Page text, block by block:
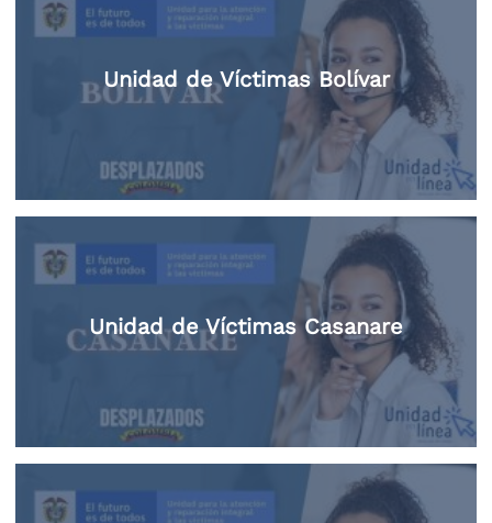
Unidad de Víctimas Bolívar
Unidad de Víctimas Casanare